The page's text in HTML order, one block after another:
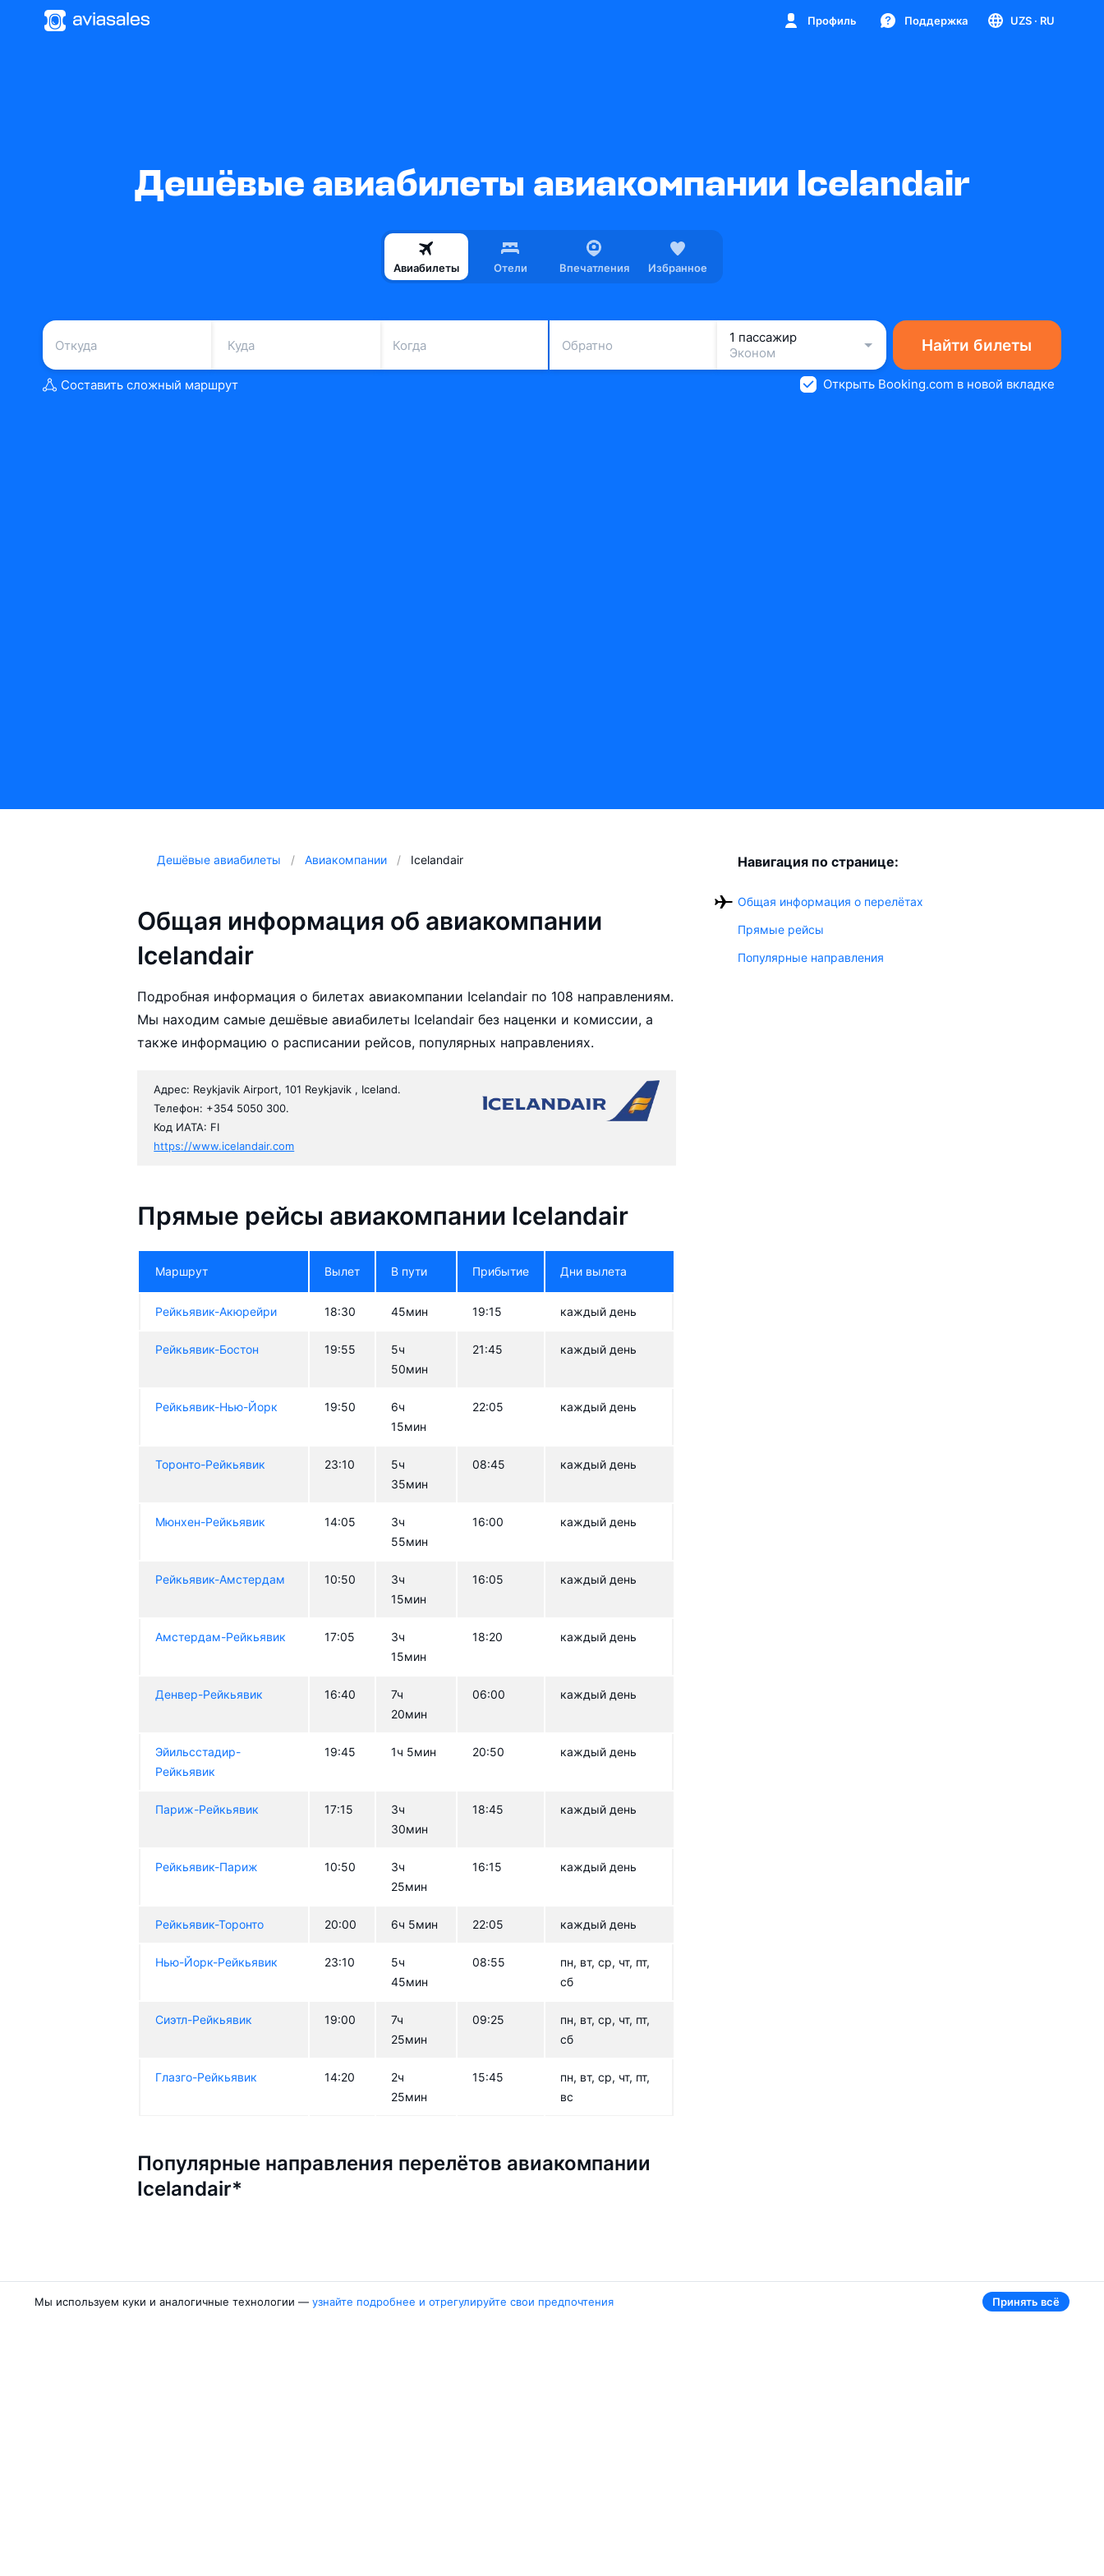
Профиль Поддержка UZS · RU
Дешёвые авиабилеты авиакомпании Icelandair
Авиабилеты Отели Впечатления Избранное
Когда Обратно
1 пассажир
Эконом
Найти билеты
Составить сложный маршрут Открыть Booking.com в новой вкладке
Дешёвые авиабилеты Авиакомпании Icelandair
Общая информация об авиакомпании
Icelandair
Подробная информация о билетах авиакомпании Icelandair по 108 направлениям.
Мы находим самые дешёвые авиабилеты Icelandair без наценки и комиссии, а
также информацию о расписании рейсов, популярных направлениях.
Адрес: Reykjavik Airport, 101 Reykjavik , Iceland.
Телефон: +354 5050 300.
Код ИАТА: FI
https://www.icelandair.com
Прямые рейсы авиакомпании Icelandair
Маршрут Вылет В пути Прибытие Дни вылета
Рейкьявик-Акюрейри 18:30 45мин 19:15 каждый день
Рейкьявик-Бостон 19:55
5ч
50мин
21:45 каждый день
Рейкьявик-Нью-Йорк 19:50
6ч
15мин
22:05 каждый день
Торонто-Рейкьявик 23:10
5ч
35мин
08:45 каждый день
Мюнхен-Рейкьявик 14:05
3ч
55мин
16:00 каждый день
Рейкьявик-Амстердам 10:50
3ч
15мин
16:05 каждый день
Амстердам-Рейкьявик 17:05
3ч
15мин
18:20 каждый день
Денвер-Рейкьявик 16:40
7ч
20мин
06:00 каждый день
Эйильсстадир-
Рейкьявик
19:45 1ч 5мин 20:50 каждый день
Париж-Рейкьявик 17:15
3ч
30мин
18:45 каждый день
Рейкьявик-Париж 10:50
3ч
25мин
16:15 каждый день
Рейкьявик-Торонто 20:00 6ч 5мин 22:05 каждый день
Нью-Йорк-Рейкьявик 23:10
5ч
45мин
08:55
пн, вт, ср, чт, пт,
сб
Сиэтл-Рейкьявик 19:00
7ч
25мин
09:25
пн, вт, ср, чт, пт,
сб
Глазго-Рейкьявик 14:20
2ч
25мин
15:45
пн, вт, ср, чт, пт,
вс
Популярные направления перелётов авиакомпании
Icelandair*
Навигация по странице:
Общая информация о перелётах
Прямые рейсы
Популярные направления
Авиакомпании Направления Города Aviasales в мире
Мы используем куки и аналогичные технологии — узнайте подробнее и отрегулируйте свои предпочтения Принять всё